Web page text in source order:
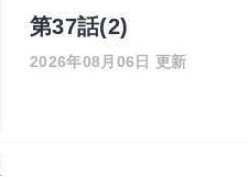
第37話(2)
2026年08月06日 更新